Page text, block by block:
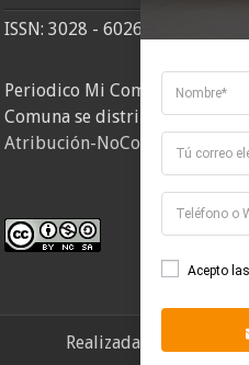
ISSN: 3028 - 6026
Periodico Mi Comuna 2,
Comuna se distribuye bajo
Atribución-NoComercial-
Realizada por
Acepto las